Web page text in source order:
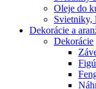
Oleje do
Svietniky,
Dekorácie a
Dekorácie